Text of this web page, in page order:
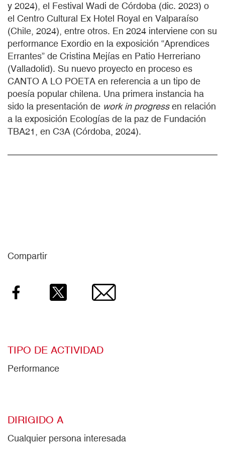
y 2024), el Festival Wadi de Córdoba (dic. 2023) o
el Centro Cultural Ex Hotel Royal en Valparaíso
(Chile, 2024), entre otros. En 2024 interviene con su
performance Exordio en la exposición “Aprendices
Errantes” de Cristina Mejías en Patio Herreriano
(Valladolid). Su nuevo proyecto en proceso es
CANTO A LO POETA en referencia a un tipo de
poesía popular chilena. Una primera instancia ha
sido la presentación de work in progressen relación
a la exposición Ecologías de la paz de Fundación
TBA21, en C3A (Córdoba, 2024).
Compartir
Facebook Email
TIPO DE ACTIVIDAD
Performance
DIRIGIDO A
Cualquier persona interesada